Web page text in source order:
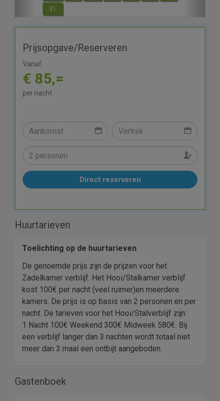
31
Prijsopgave/Reserveren
Vanaf
€ 85,=
per nacht
Direct reserveren
Huurtarieven
Toelichting op de huurtarieven
De genoemde prijs zijn de prijzen voor het
Zadelkamer verblijf. Het Hooi/Stalkamer verblijf
kost 100€ per nacht (veel ruimer)en meerdere
kamers. De prijs is op basis van 2 personen en per
nacht. De tarieven voor het Hooi/Stalverblijf zijn:
1 Nacht 100€ Weekend 300€ Midweek 580€. Bij
een verblijf langer dan 3 nachten wordt totaal niet
meer dan 3 maal een ontbijt aangeboden.
Gastenboek